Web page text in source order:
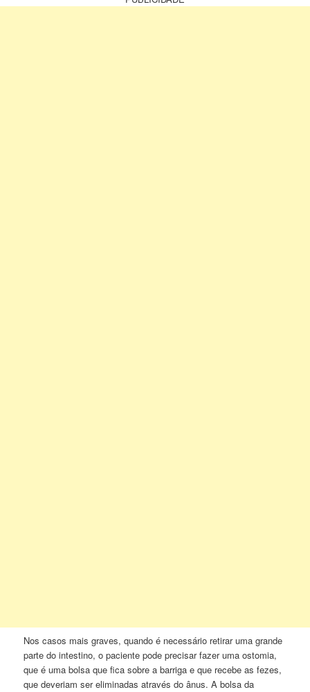
Nos casos mais graves, quando é necessário retirar uma grande
parte do intestino, o paciente pode precisar fazer uma ostomia,
que é uma bolsa que fica sobre a barriga e que recebe as fezes,
que deveriam ser eliminadas através do ânus. A bolsa da